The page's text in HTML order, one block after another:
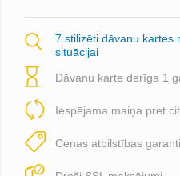
7 stilizēti dāvanu kartes
situācijai
Dāvanu karte derīga 1
Iespējama maiņa pret
Cenas atbilstības